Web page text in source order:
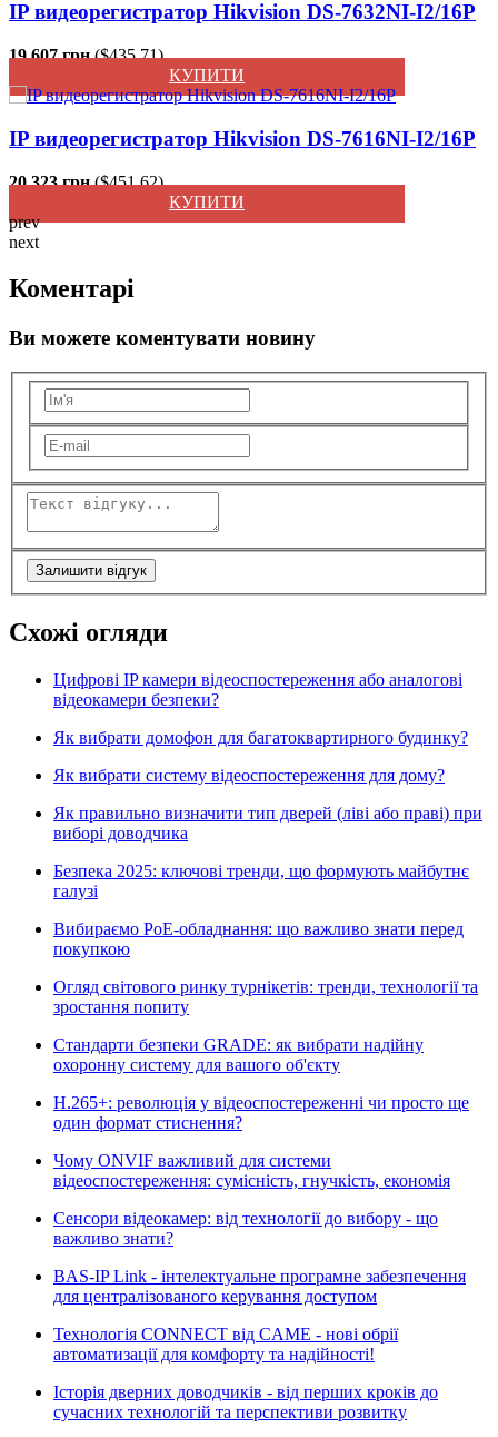
IP видеорегистратор Hikvision DS-7632NI-I2/16P
19 607 грн.($435.71)
КУПИТИ
IP видеорегистратор Hikvision DS-7616NI-I2/16P
20 323 грн.($451.62)
КУПИТИ
prev
next
Коментарі
Ви можете коментувати новину
Залишити відгук
Схожі огляди
Цифрові IP камери відеоспостереження або аналогові
відеокамери безпеки?
Як вибрати домофон для багатоквартирного будинку?
Як вибрати систему відеоспостереження для дому?
Як правильно визначити тип дверей (ліві або праві) при
виборі доводчика
Безпека 2025: ключові тренди, що формують майбутнє
галузі
Вибираємо PoE-обладнання: що важливо знати перед
покупкою
Огляд світового ринку турнікетів: тренди, технології та
зростання попиту
Стандарти безпеки GRADE: як вибрати надійну
охоронну систему для вашого об'єкту
H.265+: революція у відеоспостереженні чи просто ще
один формат стиснення?
Чому ONVIF важливий для системи
відеоспостереження: сумісність, гнучкість, економія
Сенсори відеокамер: від технології до вибору - що
важливо знати?
BAS-IP Link - інтелектуальне програмне забезпечення
для централізованого керування доступом
Технологія CONNECT від CAME - нові обрії
автоматизації для комфорту та надійності!
Історія дверних доводчиків - від перших кроків до
сучасних технологій та перспективи розвитку